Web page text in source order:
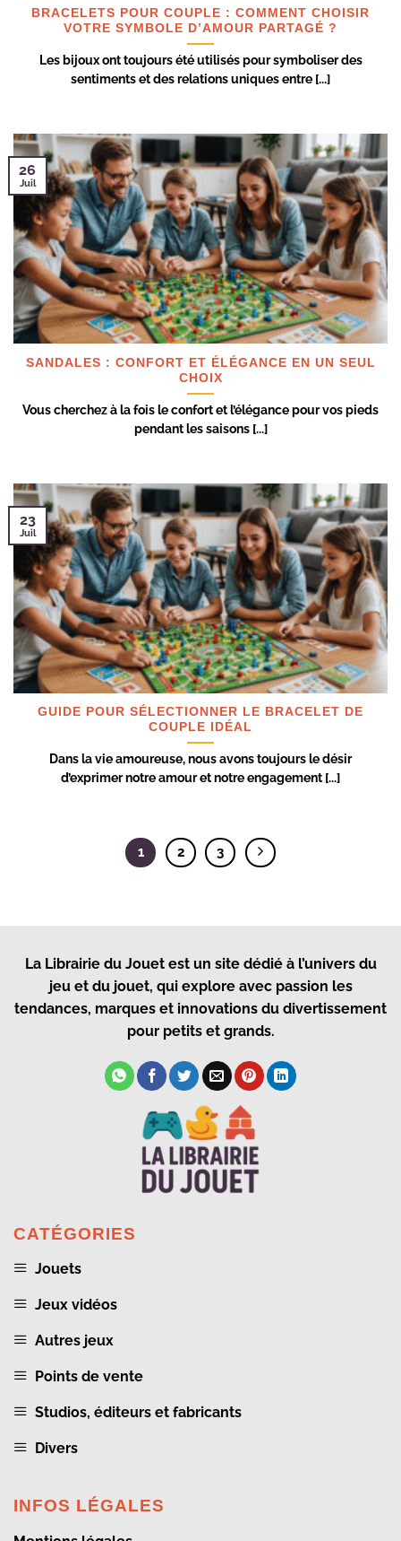
BRACELETS POUR COUPLE : COMMENT CHOISIR
VOTRE SYMBOLE D’AMOUR PARTAGÉ ?
Les bijoux ont toujours été utilisés pour symboliser des
sentiments et des relations uniques entre [...]
SANDALES : CONFORT ET ÉLÉGANCE EN UN SEUL
CHOIX
Vous cherchez à la fois le confort et l’élégance pour vos pieds
pendant les saisons [...]
26
Juil
GUIDE POUR SÉLECTIONNER LE BRACELET DE
COUPLE IDÉAL
Dans la vie amoureuse, nous avons toujours le désir
d’exprimer notre amour et notre engagement [...]
23
Juil
1 2 3
La Librairie du Jouetest un site dédié à l’univers du
jeu et du jouet, qui explore avec passion les
tendances, marques et innovations du divertissement
pour petits et grands.
CATÉGORIES
Jouets
Jeux vidéos
Autres jeux
Points de vente
Studios, éditeurs et fabricants
Divers
INFOS LÉGALES